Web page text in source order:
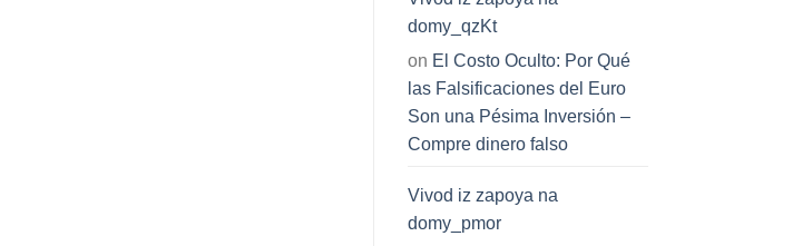
domy_qzKt
on El Costo Oculto: Por Qué
las Falsificaciones del Euro
Son una Pésima Inversión –
Compre dinero falso
Vivod iz zapoya na
domy_pmor